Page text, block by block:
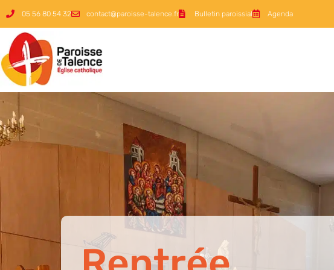
05 56 80 54 32 contact@paroisse-talence.fr Bulletin paroissial Agenda